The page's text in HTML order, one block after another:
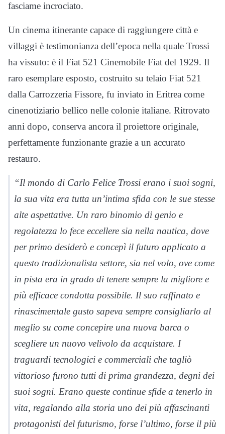
fasciame incrociato.
Un cinema itinerante capace di raggiungere città e
villaggi è testimonianza dell’epoca nella quale Trossi
ha vissuto: è il Fiat 521 Cinemobile Fiat del 1929. Il
raro esemplare esposto, costruito su telaio Fiat 521
dalla Carrozzeria Fissore, fu inviato in Eritrea come
cinenotiziario bellico nelle colonie italiane. Ritrovato
anni dopo, conserva ancora il proiettore originale,
perfettamente funzionante grazie a un accurato
restauro.
“Il mondo di Carlo Felice Trossi erano i suoi sogni,
la sua vita era tutta un’intima sfida con le sue stesse
alte aspettative. Un raro binomio di genio e
regolatezza lo fece eccellere sia nella nautica, dove
per primo desiderò e concepì il futuro applicato a
questo tradizionalista settore, sia nel volo, ove come
in pista era in grado di tenere sempre la migliore e
più efficace condotta possibile. Il suo raffinato e
rinascimentale gusto sapeva sempre consigliarlo al
meglio su come concepire una nuova barca o
scegliere un nuovo velivolo da acquistare. I
traguardi tecnologici e commerciali che tagliò
vittorioso furono tutti di prima grandezza, degni dei
suoi sogni. Erano queste continue sfide a tenerlo in
vita, regalando alla storia uno dei più affascinanti
protagonisti del futurismo, forse l’ultimo, forse il più